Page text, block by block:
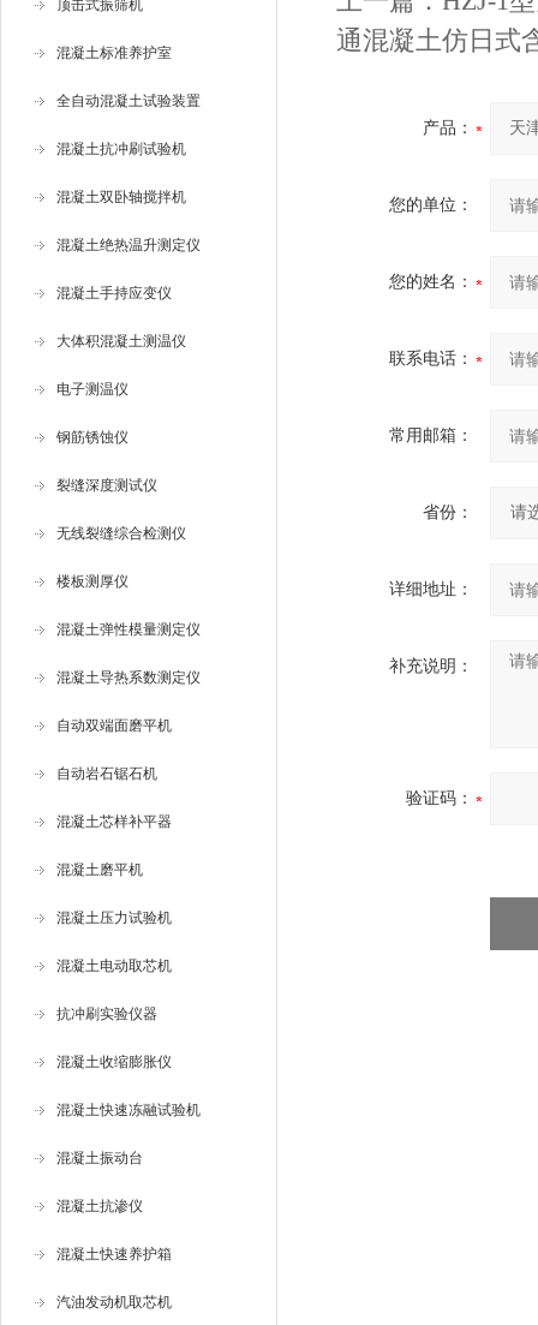
顶击式振筛机
混凝土标准养护室
全自动混凝土试验装置
混凝土抗冲刷试验机
混凝土双卧轴搅拌机
混凝土绝热温升测定仪
混凝土手持应变仪
大体积混凝土测温仪
电子测温仪
钢筋锈蚀仪
裂缝深度测试仪
无线裂缝综合检测仪
楼板测厚仪
混凝土弹性模量测定仪
混凝土导热系数测定仪
自动双端面磨平机
自动岩石锯石机
混凝土芯样补平器
混凝土磨平机
混凝土压力试验机
混凝土电动取芯机
抗冲刷实验仪器
混凝土收缩膨胀仪
混凝土快速冻融试验机
混凝土振动台
混凝土抗渗仪
混凝土快速养护箱
汽油发动机取芯机
通混凝土仿日式
产品：
您的单位：
您的姓名：
联系电话：
常用邮箱：
省份：
详细地址：
补充说明：
验证码：